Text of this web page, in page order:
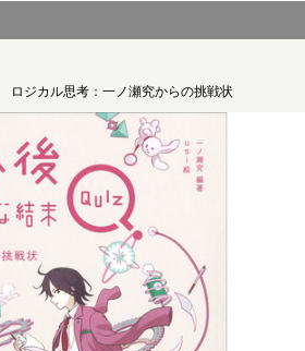
ロジカル思考：一ノ瀬究からの挑戦状